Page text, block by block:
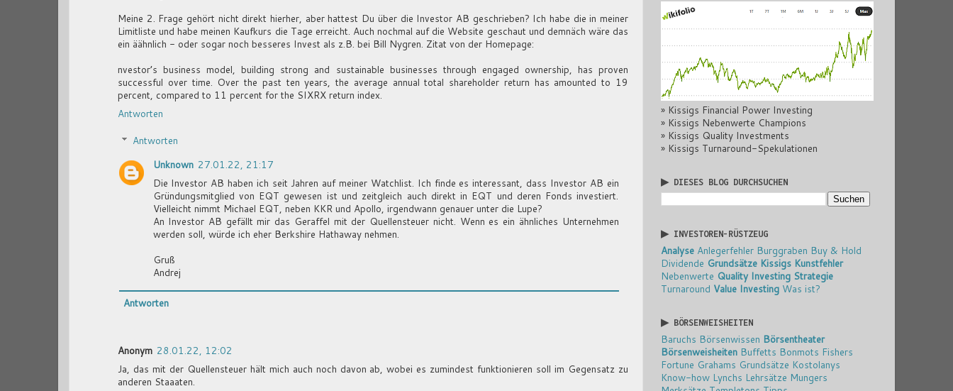
Meine 2. Frage gehört nicht direkt hierher, aber hattest Du über die Investor AB geschrieben? Ich habe die in meiner
Limitliste und habe meinen Kaufkurs die Tage erreicht. Auch nochmal auf die Website geschaut und demnäch wäre das
ein äähnlich - oder sogar noch besseres Invest als z.B. bei Bill Nygren. Zitat von der Homepage:
nvestor’s business model, building strong and sustainable businesses through engaged ownership, has proven
successful over time. Over the past ten years, the average annual total shareholder return has amounted to 19
percent, compared to 11 percent for the SIXRX return index.
Antworten
Antworten
Unknown 27.01.22, 21:17
Die Investor AB haben ich seit Jahren auf meiner Watchlist. Ich finde es interessant, dass Investor AB ein
Gründungsmitglied von EQT gewesen ist und zeitgleich auch direkt in EQT und deren Fonds investiert.
Vielleicht nimmt Michael EQT, neben KKR und Apollo, irgendwann genauer unter die Lupe?
An Investor AB gefällt mir das Geraffel mit der Quellensteuer nicht. Wenn es ein ähnliches Unternehmen
werden soll, würde ich eher Berkshire Hathaway nehmen.
Gruß
Andrej
Antworten
Anonym 28.01.22, 12:02
Ja, das mit der Quellensteuer hält mich auch noch davon ab, wobei es zumindest funktionieren soll im Gegensatz zu
anderen Staaaten.
» Kissigs Financial Power Investing
» Kissigs Nebenwerte Champions
» Kissigs Quality Investments
» Kissigs Turnaround-Spekulationen
▶ DIESES BLOG DURCHSUCHEN
▶ INVESTOREN-RÜSTZEUG
Analyse Anlegerfehler Burggraben Buy & Hold
Dividende Grundsätze Kissigs Kunstfehler
Nebenwerte Quality Investing Strategie
Turnaround Value Investing Was ist?
▶ BÖRSENWEISHEITEN
Baruchs Börsenwissen Börsentheater
Börsenweisheiten Buffetts Bonmots Fishers
Fortune Grahams Grundsätze Kostolanys
Know-how Lynchs Lehrsätze Mungers